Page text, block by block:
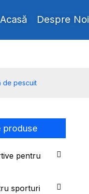
Acasă Despre Noi
de pescuit
produse
pentru
sporturi